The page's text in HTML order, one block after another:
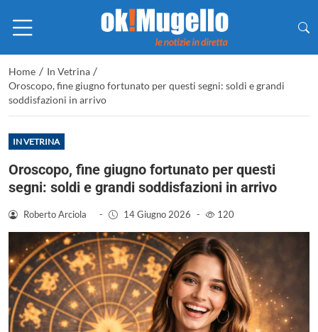
Home / In Vetrina /
Oroscopo, fine giugno fortunato per questi segni: soldi e grandi
soddisfazioni in arrivo
IN VETRINA
Oroscopo, fine giugno fortunato per questi
segni: soldi e grandi soddisfazioni in arrivo
Roberto Arciola - 14 Giugno 2026 - 120